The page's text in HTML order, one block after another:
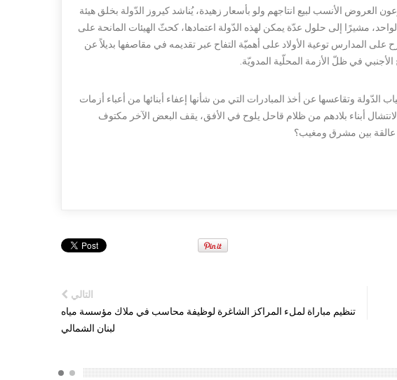
العروض الأنسب لبيع انتاجهم ولو بأسعار زهيدة، يُناشد كيروز الدّولة بخلق هيئة
عبر تأمين مبلغ لا يقلّ عن ١٥$ للصّندوق الواحد، مشيرًا إلى حلول عدّة يمكن لهذه الدّولة اعتمادها، كحثّ الهيئات المانحة على
على المدارس توعية الأولاد على أهميّة التفاح عبر تقديمه في مقاصفها بديلاً عن
في ظلّ الأزمة المحلّية المدويّة.
الدّولة وتقاعسها عن أخذ المبادرات التي من شأنها إعفاء أبنائها من أعباء أزمات
أبناء بلادهم من ظلام قاحل يلوح في الأفق، يقف البعض الآخر مكتوف
عالقة بين مشرق ومغيب؟
التالي
تنظيم مباراة لملء المراكز الشاغرة لوظيفة محاسب في ملاك مؤسسة مياه
لبنان الشمالي